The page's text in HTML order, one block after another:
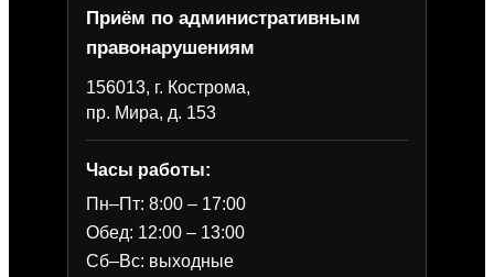
Приём по административным
правонарушениям
156013, г. Кострома,
пр. Мира, д. 153
Часы работы:
Пн–Пт: 8:00 – 17:00
Обед: 12:00 – 13:00
Сб–Вс: выходные